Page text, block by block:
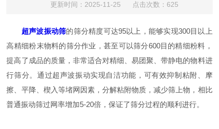
更新时间：2025-11-25 点击次数：625
超声波振动筛的筛分精度可达95以上，能够实现300目以上
高精细粉末物料的筛分作业，甚至可以筛分600目的精细粉料，
提高了成品的质量，非常适合对精细、易团聚、带静电的物料进
行筛分。通过超声波振动实现自洁功能，可有效抑制粘附、摩
擦、平降、楔入等堵网因素，分解粘附物质，减少筛上物，相比
普通振动筛过网率增加5-20倍，保证了筛分过程的顺利进行。